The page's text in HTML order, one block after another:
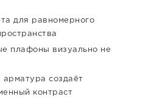
для равномерного
плафоны визуально не
арматура создаёт
контраст